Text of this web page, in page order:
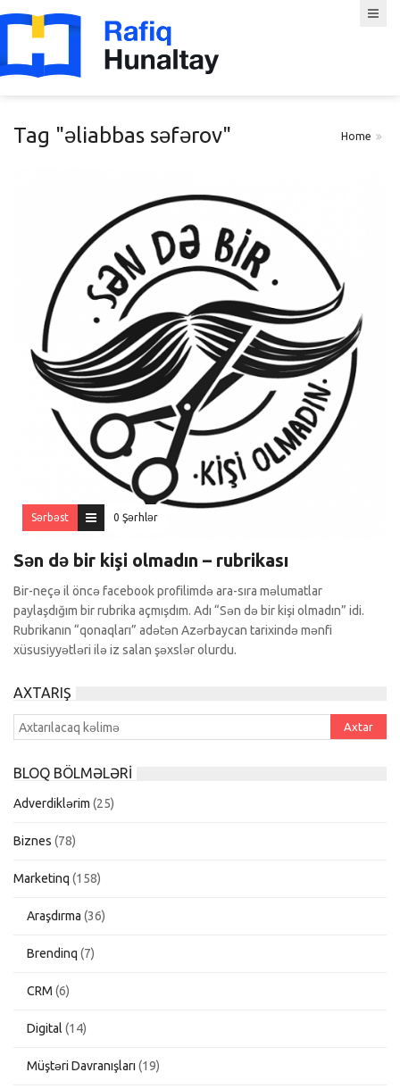
Tag "əliabbas səfərov" Home
Sərbəst 0 Şərhlər
Sən də bir kişi olmadın – rubrikası
Bir-neçə il öncə facebook profilimdə ara-sıra məlumatlar
paylaşdığım bir rubrika açmışdım. Adı “Sən də bir kişi olmadın” idi.
Rubrikanın “qonaqları” adətən Azərbaycan tarixində mənfi
xüsusiyyətləri ilə iz salan şəxslər olurdu.
AXTARIŞ
BLOQ BÖLMƏLƏRI
Adverdiklərim (25)
Biznes (78)
Marketinq (158)
Araşdırma (36)
Brendinq (7)
CRM (6)
Digital (14)
Müştəri Davranışları (19)